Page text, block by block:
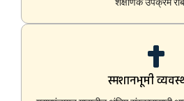
स्मशानभूमी